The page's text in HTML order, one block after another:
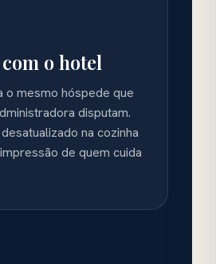
o hotel
o mesmo hóspede que
disputam.
na cozinha
de quem cuida